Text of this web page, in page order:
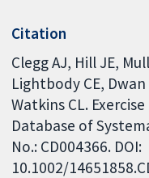
Citation
Clegg AJ, Hill JE,
Lightbody CE, Dwan
Watkins CL.
Database of
No.: CD004366. DOI:
10.1002/